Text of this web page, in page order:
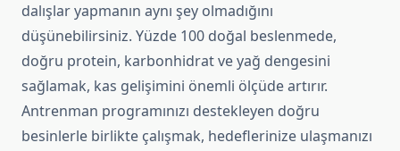
dalışlar yapmanın aynı şey olmadığını
düşünebilirsiniz. Yüzde 100 doğal beslenmede,
doğru protein, karbonhidrat ve yağ dengesini
sağlamak, kas gelişimini önemli ölçüde artırır.
Antrenman programınızı destekleyen doğru
besinlerle birlikte çalışmak, hedeflerinize ulaşmanızı